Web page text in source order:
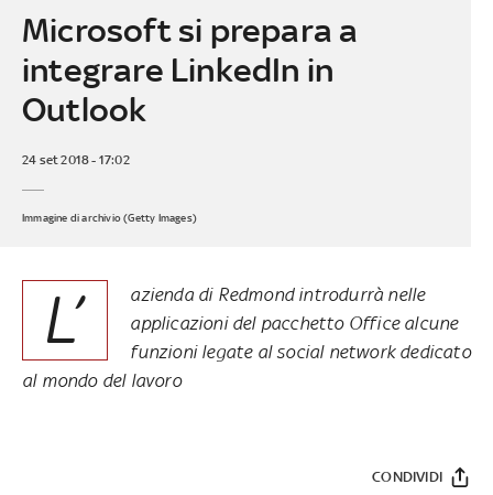
Microsoft si prepara a
integrare LinkedIn in
Outlook
24 set 2018 - 17:02
Immagine di archivio (Getty Images)
L’
azienda di Redmond introdurrà nelle
applicazioni del pacchetto Office alcune
funzioni legate al social network dedicato
al mondo del lavoro
CONDIVIDI